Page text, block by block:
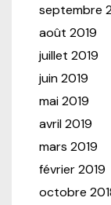
septembre
août 2019
juillet 2019
juin 2019
mai 2019
avril 2019
mars 2019
février 2019
octobre